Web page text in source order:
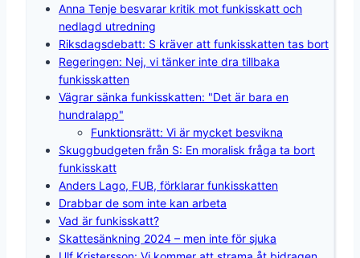
Anna Tenje besvarar kritik mot funkisskatt och
nedlagd utredning
Riksdagsdebatt: S kräver att funkisskatten tas bort
Regeringen: Nej, vi tänker inte dra tillbaka
funkisskatten
Vägrar sänka funkisskatten: "Det är bara en
hundralapp"
Funktionsrätt: Vi är mycket besvikna
Skuggbudgeten från S: En moralisk fråga ta bort
funkisskatt
Anders Lago, FUB, förklarar funkisskatten
Drabbar de som inte kan arbeta
Vad är funkisskatt?
Skattesänkning 2024 – men inte för sjuka